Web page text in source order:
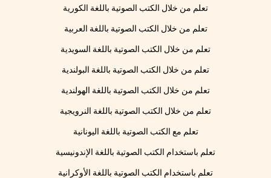
تعلم من خلال الكتب الصوتية باللغة الكورية
تعلم من خلال الكتب الصوتية باللغة العربية
تعلم من خلال الكتب الصوتية باللغة السويدية
تعلم من خلال الكتب الصوتية باللغة البولندية
تعلم من خلال الكتب الصوتية باللغة الهولندية
تعلم من خلال الكتب الصوتية باللغة النرويجية
تعلم مع الكتب الصوتية باللغة اليونانية
تعلم باستخدام الكتب الصوتية باللغة الإندونيسية
تعلم باستخدام الكتب الصوتية باللغة الأوكرانية